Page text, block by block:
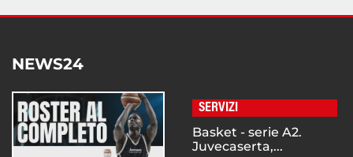
NEWS24
SERVIZI
Basket - serie A2.
Juvecaserta,...